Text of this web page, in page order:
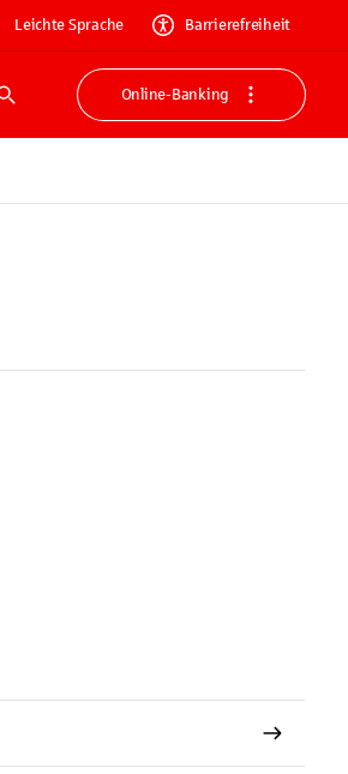
Leichte Sprache Barrierefreiheit
Suche
Online-Banking